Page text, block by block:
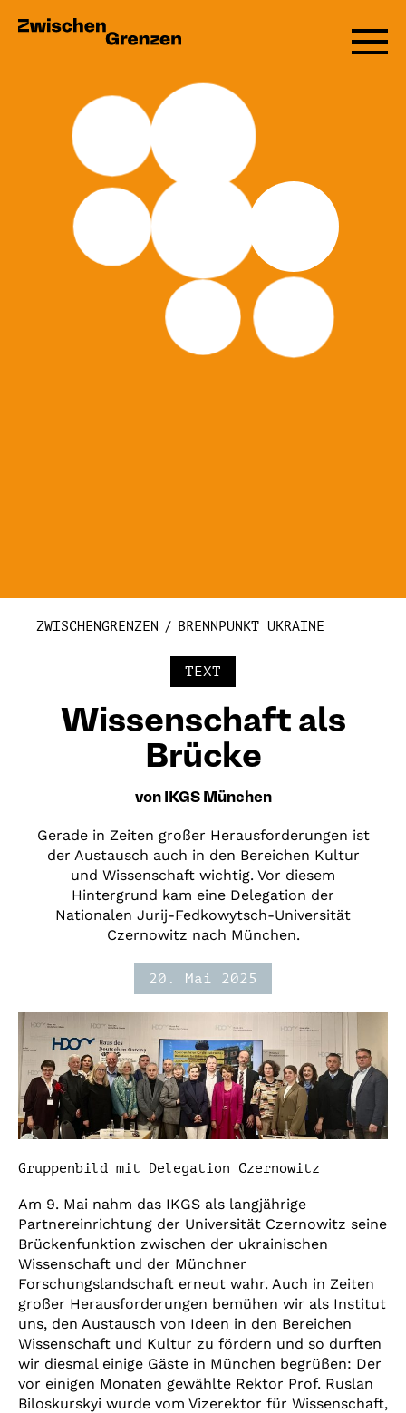
ZWISCHENGRENZEN BRENNPUNKT UKRAINE
TEXT
Wissenschaft als
Brücke
von IKGS München
Gerade in Zeiten großer Herausforderungen ist
der Austausch auch in den Bereichen Kultur
und Wissenschaft wichtig. Vor diesem
Hintergrund kam eine Delegation der
Nationalen Jurij-Fedkowytsch-Universität
Czernowitz nach München.
20. Mai 2025
Gruppenbild mit Delegation Czernowitz
Am 9. Mai nahm das IKGS als langjährige
Partnereinrichtung der Universität Czernowitz seine
Brückenfunktion zwischen der ukrainischen
Wissenschaft und der Münchner
Forschungslandschaft erneut wahr. Auch in Zeiten
großer Herausforderungen bemühen wir als Institut
uns, den Austausch von Ideen in den Bereichen
Wissenschaft und Kultur zu fördern und so durften
wir diesmal einige Gäste in München begrüßen: Der
vor einigen Monaten gewählte Rektor Prof. Ruslan
Biloskurskyi wurde vom Vizerektor für Wissenschaft,